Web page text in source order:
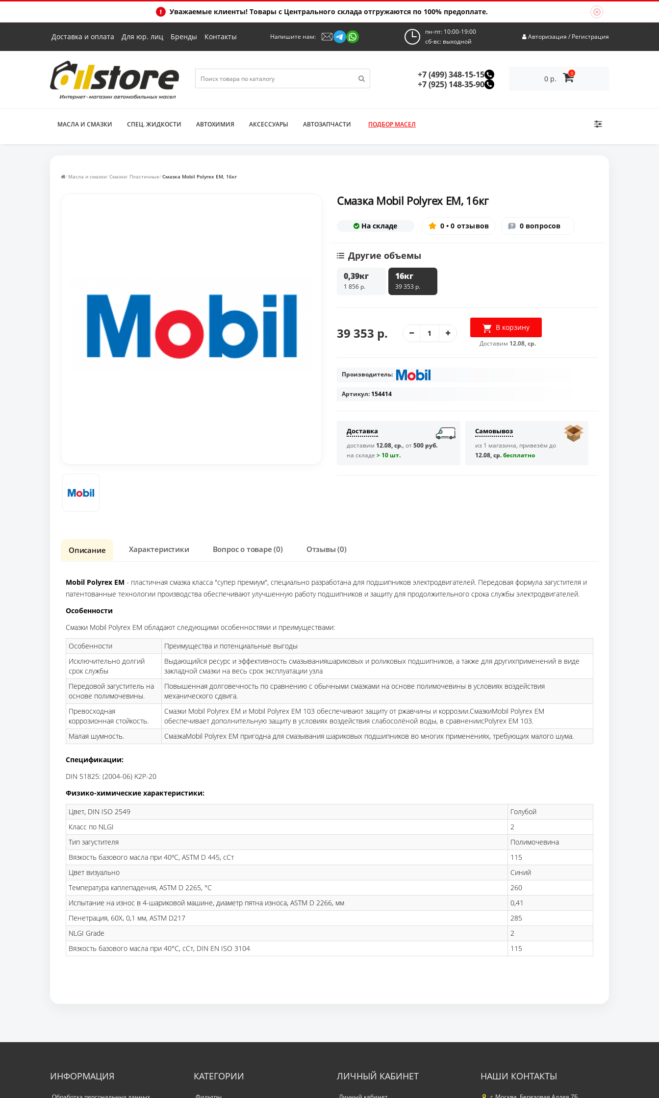
Уважаемые клиенты! Товары с Центрального склада отгружаются по 100% предоплате.
Доставка и оплата Для юр. лиц Бренды Контакты Напишите нам:
пн-пт: 10:00-19:00
сб-вс: выходной
Авторизация / Регистрация
+7 (499) 348-15-15
+7 (925) 148-35-90
0 р.
0
МАСЛА И СМАЗКИ СПЕЦ. ЖИДКОСТИ АВТОХИМИЯ АКСЕССУАРЫ АВТОЗАПЧАСТИ ПОДБОР МАСЕЛ
Масла и смазки Смазки Пластичные Смазка Mobil Polyrex EM, 16кг
Смазка Mobil Polyrex EM, 16кг
На складе 0 • 0 отзывов 0 вопросов
Другие объемы
0,39кг
1 856 р.
16кг
39 353 р.
39 353 р. В корзину
Доставим 12.08, ср.
Производитель:
Артикул: 154414
Доставка
доставим 12.08, ср., от500 руб.
на складе > 10 шт.
Самовывоз
из 1 магазина, привезём до
12.08, ср.бесплaтно
Описание Характеристики Вопрос о товаре (0) Отзывы (0)
Mobil Polyrex EM - пластичная смазка класса "супер премиум", специально разработана для подшипников электродвигателей. Передовая формула загустителя и
патентованные технологии производства обеспечивают улучшенную работу подшипников и защиту для продолжительного срока службы электродвигателей.
Особенности
Смазки Mobil Polyrex EM обладают следующими особенностями и преимуществами:
Особенности
Преимущества и потенциальные выгоды
Исключительно долгий
срок службы
Выдающийся ресурс и эффективность смазыванияшариковых и роликовых подшипников, а также для другихприменений в виде
закладной смазки на весь срок эксплуатации узла
Передовой загуститель на
основе полимочевины.
Повышенная долговечность по сравнению с обычными смазками на основе полимочевины в условиях воздействия
механического сдвига.
Превосходная
коррозионная стойкость.
Смазки Mobil Polyrex EM и Mobil Polyrex EM 103 обеспечивают защиту от ржавчины и коррозии.СмазкиMobil Polyrex EM
обеспечивает дополнительную защиту в условиях воздействия слабосолёной воды, в сравнениисPolyrex EM 103.
Малая шумность.
СмазкаMobil Polyrex EM пригодна для смазывания шариковых подшипников во многих применениях, требующих малого шума.
Спецификации:
DIN 51825: (2004-06) K2P-20
Физико-химические характеристики:
Цвет, DIN ISO 2549
Голубой
Класс по NLGI
2
Тип загустителя
Полимочевина
Вязкость базового масла при 40ºC, ASTM D 445, сСт
115
Цвет визуально
Синий
Температура каплепадения, ASTM D 2265, °С
260
Испытание на износ в 4-шариковой машине, диаметр пятна износа, ASTM D 2266, мм
0,41
Пенетрация, 60Х, 0,1 мм, ASTM D217
285
NLGI Grade
2
Вязкость базового масла при 40°C, сСт, DIN EN ISO 3104
115
ИНФОРМАЦИЯ КАТЕГОРИИ ЛИЧНЫЙ КАБИНЕТ НАШИ КОНТАКТЫ